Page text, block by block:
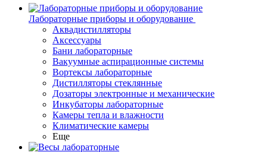
Лабораторные приборы и оборудование
Аквадистилляторы
Аксессуары
Бани лабораторные
Вакуумные аспирационные системы
Вортексы лабораторные
Дистилляторы стеклянные
Дозаторы электронные и механические
Инкубаторы лабораторные
Камеры тепла и влажности
Климатические камеры
Еще